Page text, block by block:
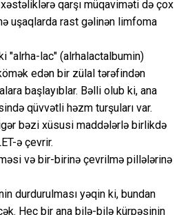
qarşı müqaviməti də çox
uşaqlarda rast gəlinən limfoma
"alrha-lac" (alrhalactalbumin)
edən bir zülal tərəfindən
başlayıblar. Bəlli olub ki, ana
qüvvətli həzm turşuları var.
bəzi xüsusi maddələrlə birlikdə
ə çevrir.
və bir-birinə çevrilmə pillələrinə
durdurulması yəqin ki, bundan
Heç bir ana bilə-bilə kürpəsinin